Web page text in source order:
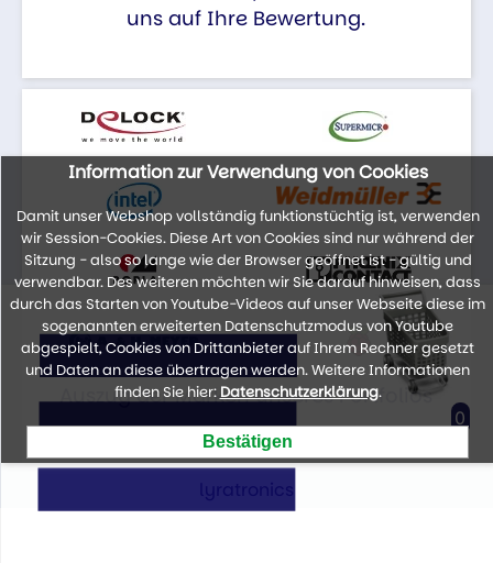
uns auf Ihre Bewertung.
Auszug der Marken unseres Portfolios
Information zur Verwendung von Cookies
Damit unser Webshop vollständig funktionstüchtig ist, verwenden
wir Session-Cookies. Diese Art von Cookies sind nur während der
Sitzung - also so lange wie der Browser geöffnet ist - gültig und
verwendbar. Des weiteren möchten wir Sie darauf hinweisen, dass
durch das Starten von Youtube-Videos auf unser Webseite diese im
sogenannten erweiterten Datenschutzmodus von Youtube
abgespielt, Cookies von Drittanbieter auf Ihrem Rechner gesetzt
und Daten an diese übertragen werden. Weitere Informationen
finden Sie hier: Datenschutzerklärung.
0